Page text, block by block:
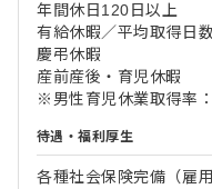
年間休日120日以上
有給休暇／平均取得日
慶弔休暇
産前産後・育児休暇
※男性育児休業取得率
待遇・福利厚生
各種社会保険完備（雇